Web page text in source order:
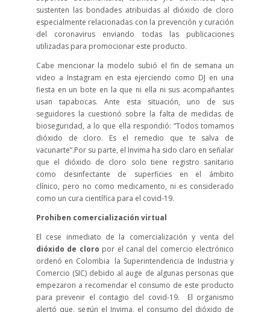
sustenten las bondades atribuidas al dióxido de cloro
especialmente relacionadas con la prevención y curación
del coronavirus enviando todas las publicaciones
utilizadas para promocionar este producto.
Cabe mencionar la modelo subió el fin de semana un
video a Instagram en esta ejerciendo como DJ en una
fiesta en un bote en la que ni ella ni sus acompañantes
usan tapabocas. Ante esta situación, uno de sus
seguidores la cuestionó sobre la falta de medidas de
bioseguridad, a lo que ella respondió: “Todos tomamos
dióxido de cloro. Es el remedio que te salva de
vacunarte”.Por su parte, el Invima ha sido claro en señalar
que el dióxido de cloro solo tiene registro sanitario
como desinfectante de superficies en el ámbito
clínico, pero no como medicamento, ni es considerado
como un cura científica para el covid-19.
Prohiben comercialización virtual
El cese inmediato de la comercialización y venta del
dióxido de cloro por el canal del comercio electrónico
ordenó en Colombia la Superintendencia de Industria y
Comercio (SIC) debido al auge de algunas personas que
empezaron a recomendar el consumo de este producto
para prevenir el contagio del covid-19. El organismo
alertó que, según el Invima, el consumo del dióxido de